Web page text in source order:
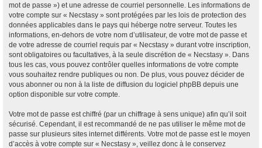
mot de passe ») et une adresse de courriel personnelle. Les informations de
votre compte sur « Necstasy » sont protégées par les lois de protection des
données applicables dans le pays qui héberge notre serveur. Toutes les
informations, en-dehors de votre nom d’utilisateur, de votre mot de passe et
de votre adresse de courriel requis par « Necstasy » durant votre inscription,
sont obligatoires ou facultatives, à la seule discrétion de « Necstasy ». Dans
tous les cas, vous pouvez contrôler quelles informations de votre compte
vous souhaitez rendre publiques ou non. De plus, vous pouvez décider de
vous abonner ou non à la liste de diffusion du logiciel phpBB depuis une
option disponible sur votre compte.
Votre mot de passe est chiffré (par un chiffrage à sens unique) afin qu’il soit
sécurisé. Cependant, il est recommandé de ne pas utiliser le même mot de
passe sur plusieurs sites internet différents. Votre mot de passe est le moyen
d’accès à votre compte sur « Necstasy », veillez donc à le conservez